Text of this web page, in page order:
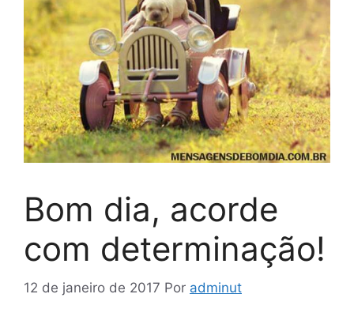
Bom dia, acorde
com determinação!
12 de janeiro de 2017 Por adminut